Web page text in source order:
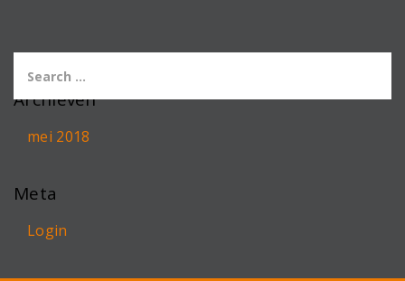
Archieven
mei 2018
Meta
Login